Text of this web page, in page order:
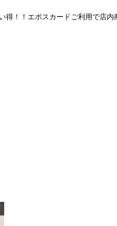
得！！エポスカードご利用で店